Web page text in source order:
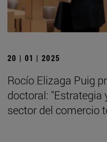
20 | 01 | 2025
Rocío Elizaga Puig
doctoral: "Estrategia
sector del comercio